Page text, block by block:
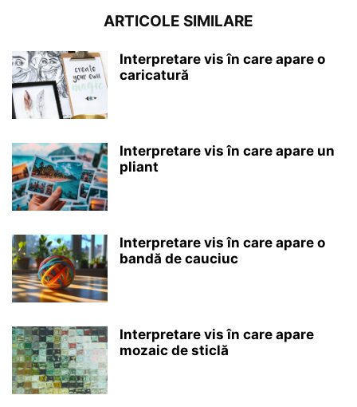
ARTICOLE SIMILARE
Interpretare vis în care apare o
caricatură
Interpretare vis în care apare un
pliant
Interpretare vis în care apare o
bandă de cauciuc
Interpretare vis în care apare
mozaic de sticlă